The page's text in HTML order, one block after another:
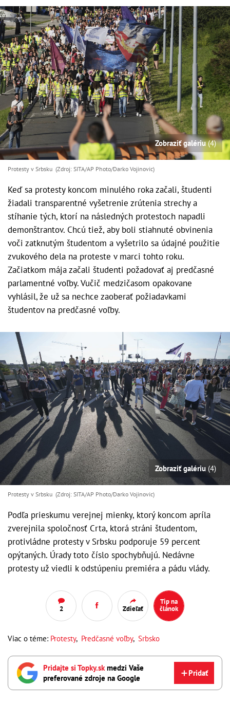
Zobraziť galériu(4)
Protesty v Srbsku (Zdroj: SITA/AP Photo/Darko Vojinovic)
Keď sa protesty koncom minulého roka začali, študenti
žiadali transparentné vyšetrenie zrútenia strechy a
stíhanie tých, ktorí na následných protestoch napadli
demonštrantov. Chcú tiež, aby boli stiahnuté obvinenia
voči zatknutým študentom a vyšetrilo sa údajné použitie
zvukového dela na proteste v marci tohto roku.
Začiatkom mája začali študenti požadovať aj predčasné
parlamentné voľby. Vučič medzičasom opakovane
vyhlásil, že už sa nechce zaoberať požiadavkami
študentov na predčasné voľby.
Zobraziť galériu (4)
Protesty v Srbsku (Zdroj: SITA/AP Photo/Darko Vojinovic)
Podľa prieskumu verejnej mienky, ktorý koncom apríla
zverejnila spoločnosť Crta, ktorá stráni študentom,
protivládne protesty v Srbsku podporuje 59 percent
opýtaných. Úrady toto číslo spochybňujú. Nedávne
protesty už viedli k odstúpeniu premiéra a pádu vlády.
2 Zdieľať
Tip na
článok
Viac o téme: Protesty, Predčasné voľby, Srbsko
Pridajte si Topky.skmedzi Vaše
preferované zdroje na Google
Pridať